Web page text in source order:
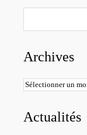
Archives
Archives
Actualités